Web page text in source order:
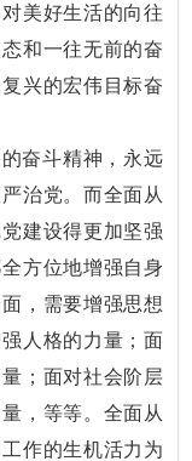
美好生活的向往
和一往无前的奋
兴的宏伟目标奋
奋斗精神，永远
治党。而全面从
建设得更加坚强
方位地增强自身
，需要增强思想
人格的力量；面
；面对社会阶层
，等等。全面从
作的生机活力为